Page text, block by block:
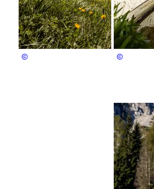
Fotomagie Berchtesgaden Fotomagie